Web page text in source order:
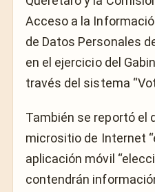
Acceso a la
de Datos Personales
en el ejercicio del
través del sistema
También se reportó el
micrositio de Internet
aplicación móvil
contendrán